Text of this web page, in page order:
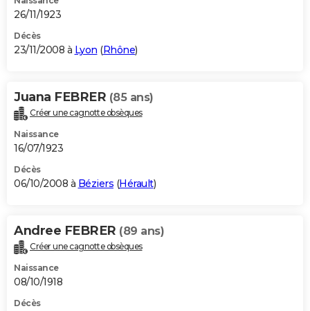
26/11/1923
Décès
23/11/2008 à Lyon (Rhône)
Juana FEBRER (85 ans)
Créer une cagnotte obsèques
Naissance
16/07/1923
Décès
06/10/2008 à Béziers (Hérault)
Andree FEBRER (89 ans)
Créer une cagnotte obsèques
Naissance
08/10/1918
Décès